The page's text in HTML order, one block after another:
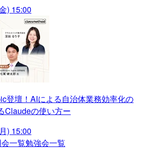
) 15:00
登壇！AIによる自治体業務効率化の
Claudeの使い方ー
) 15:00
一覧勉強会一覧